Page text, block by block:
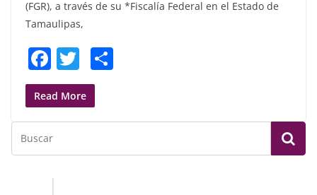
(FGR), a través de su *Fiscalía Federal en el Estado de
Tamaulipas,
F
a
c
e
b
o
T
w
itt
er e
Read More